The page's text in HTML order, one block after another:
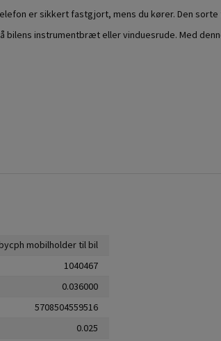
er sikkert fastgjort, mens du kører. Den
instrumentbræt eller vinduesrude. Med
mobilholder til bil
1040467
0.036000
5708504559516
0.025